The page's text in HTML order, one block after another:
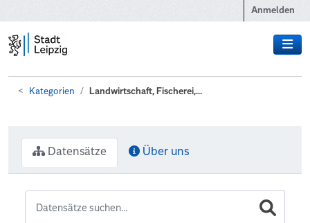
Anmelden
Kategorien Landwirtschaft, Fischerei,...
Datensätze Über uns